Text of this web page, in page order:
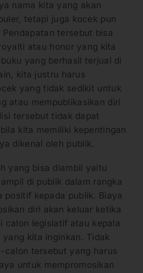
nama kita yang akan
tetapi juga kocek pun
tersebut bisa
atau honor yang kita
yang berhasil terjual di
kita justru harus
yang tidak sedikit untuk
atau mempublikasikan diri
tersebut tidak dapat
kita memiliki kepentingan
dikenal oleh publik.
yang bisa diambil yaitu
di publik dalam rangka
positif kepada publik. Biaya
diri akan keluar ketika
calon legislatif atau kepala
yang kita inginkan. Tidak
calon tersebut yang harus
untuk mempromosikan